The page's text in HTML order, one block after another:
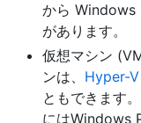
から Windows
があります。
仮想マシン
ンは、 Hyper-
ともできます
にはWindows